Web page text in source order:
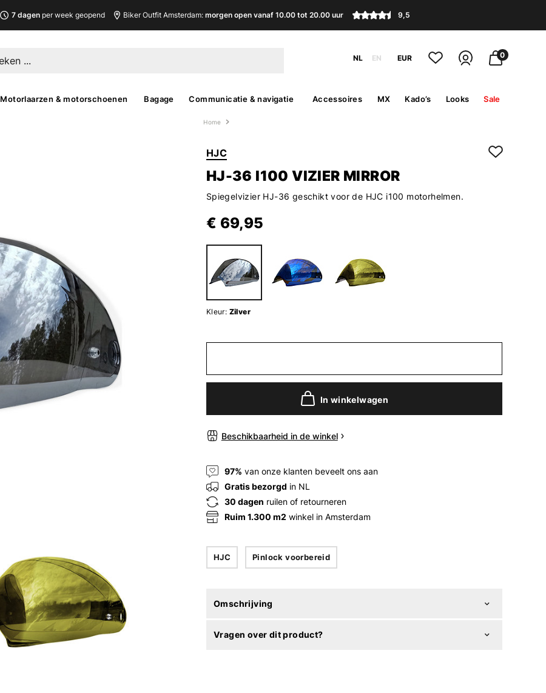
7 dagen per week geopend Biker Outfit Amsterdam:morgen open vanaf 10.00 tot 20.00 uur 9,5
NL EN EUR 0
Motorlaarzen & motorschoenen Bagage Communicatie & navigatie Accessoires MX Kado’s Looks Sale
Home
HJC
HJ-36 I100 VIZIER MIRROR
Spiegelvizier HJ-36 geschikt voor de HJC i100 motorhelmen.
€ 69,95
Kleur: Zilver
In winkelwagen
Beschikbaarheid in de winkel
97% van onze klanten beveelt ons aan
Gratis bezorgd in NL
30 dagen ruilen of retourneren
Ruim 1.300 m2 winkel in Amsterdam
HJC Pinlock voorbereid
Omschrijving
Vragen over dit product?